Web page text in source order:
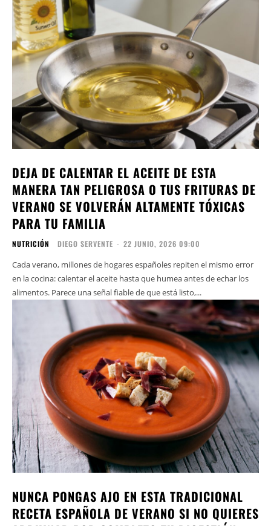
DEJA DE CALENTAR EL ACEITE DE ESTA
MANERA TAN PELIGROSA O TUS FRITURAS DE
VERANO SE VOLVERÁN ALTAMENTE TÓXICAS
PARA TU FAMILIA
NUTRICIÓN DIEGO SERVENTE - 22 JUNIO, 2026 09:00
Cada verano, millones de hogares españoles repiten el mismo error
en la cocina: calentar el aceite hasta que humea antes de echar los
alimentos. Parece una señal fiable de que está listo,...
NUNCA PONGAS AJO EN ESTA TRADICIONAL
RECETA ESPAÑOLA DE VERANO SI NO QUIERES